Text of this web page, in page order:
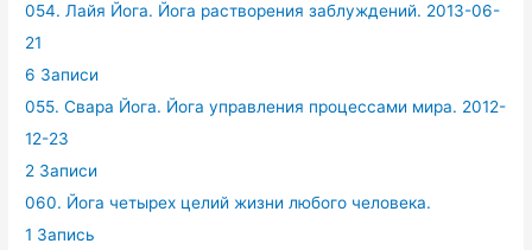
054. Лайя Йога. Йога растворения заблуждений. 2013-06-
21
6 Записи
055. Свара Йога. Йога управления процессами мира. 2012-
12-23
2 Записи
060. Йога четырех целий жизни любого человека.
1 Запись